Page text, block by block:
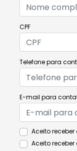
CPF
Telefone para
E-mail para
Aceito
Aceito